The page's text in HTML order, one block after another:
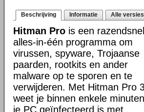
Beschrijving Informatie Alle versies
Hitman Pro is een razendsnel
alles-in-één programma om
virussen, spyware, Trojaanse
paarden, rootkits en ander
malware op te sporen en te
verwijderen. Met Hitman Pro
weet je binnen enkele
je PC geïnfecteerd is met